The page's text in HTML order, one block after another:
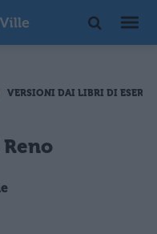
VERSIONI DAI LIBRI DI